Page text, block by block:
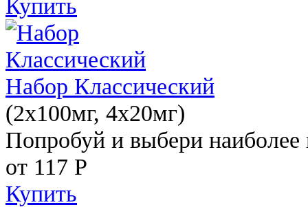
Набор Классический
(2x100мг, 4x20мг)
Попробуй и выбери наиболее
от 117 Р
Купить